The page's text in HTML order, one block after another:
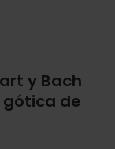
y Bach
de